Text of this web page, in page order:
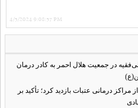
4/5/2024 9:08:57 PM
در جمعیت هلال احمر به کادر درمان
درمانی عتبات بازدید کرد؛ تأکید بر